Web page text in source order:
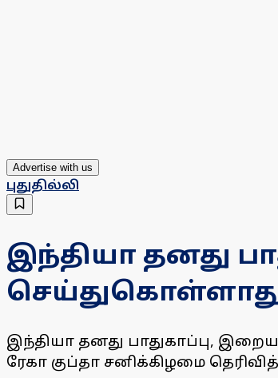
Advertise with us
புதுதில்லி
இந்தியா தனது
இந்தியா தனது பாதுகாப்பு,
ரேகா குப்தா சனிக்கிழமை